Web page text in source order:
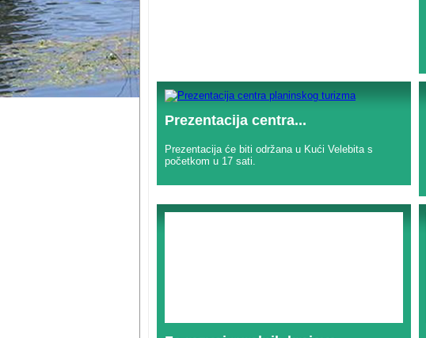
Prezentacija centra...
Prezentacija će biti održana u Kući Velebita s
početkom u 17 sati.